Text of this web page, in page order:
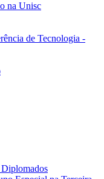
na Unisc
de Tecnologia -
Diplomados